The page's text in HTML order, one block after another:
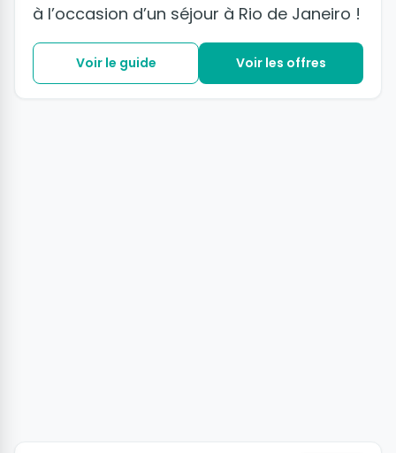
à l’occasion d’un séjour à Rio de Janeiro !
Voir le guide Voir les offres